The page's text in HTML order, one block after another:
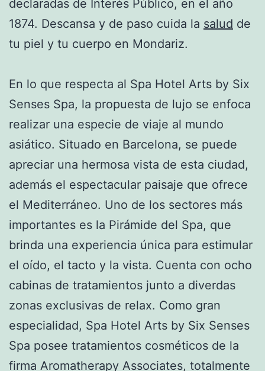
declaradas de Interés Público, en el año
1874. Descansa y de paso cuida la salud de
tu piel y tu cuerpo en Mondariz.
En lo que respecta al Spa Hotel Arts by Six
Senses Spa, la propuesta de lujo se enfoca
realizar una especie de viaje al mundo
asiático. Situado en Barcelona, se puede
apreciar una hermosa vista de esta ciudad,
además el espectacular paisaje que ofrece
el Mediterráneo. Uno de los sectores más
importantes es la Pirámide del Spa, que
brinda una experiencia única para estimular
el oído, el tacto y la vista. Cuenta con ocho
cabinas de tratamientos junto a diverdas
zonas exclusivas de relax. Como gran
especialidad, Spa Hotel Arts by Six Senses
Spa posee tratamientos cosméticos de la
firma Aromatherapy Associates, totalmente